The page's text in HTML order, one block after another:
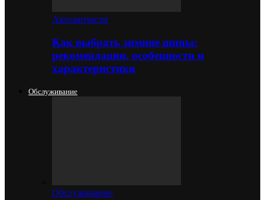
Автозапчасти
Как выбрать зимние шины:
рекомендации, особенности и
характеристики
Обслуживание
Обслуживание